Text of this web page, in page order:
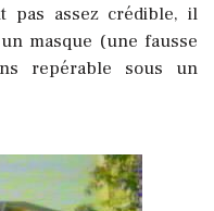
pas assez crédible, il
masque (une fausse
repérable sous un